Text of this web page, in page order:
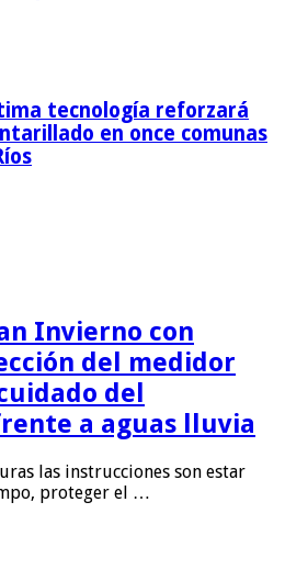
tecnología reforzará
en once comunas
Invierno con
del medidor
del
a aguas lluvia
las instrucciones son estar
proteger el …